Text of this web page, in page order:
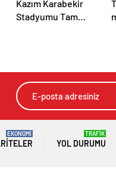
Kazım Karabekir
Stadyumu Tam
EKONOMİ
YOL DURUMU
TRAFİK